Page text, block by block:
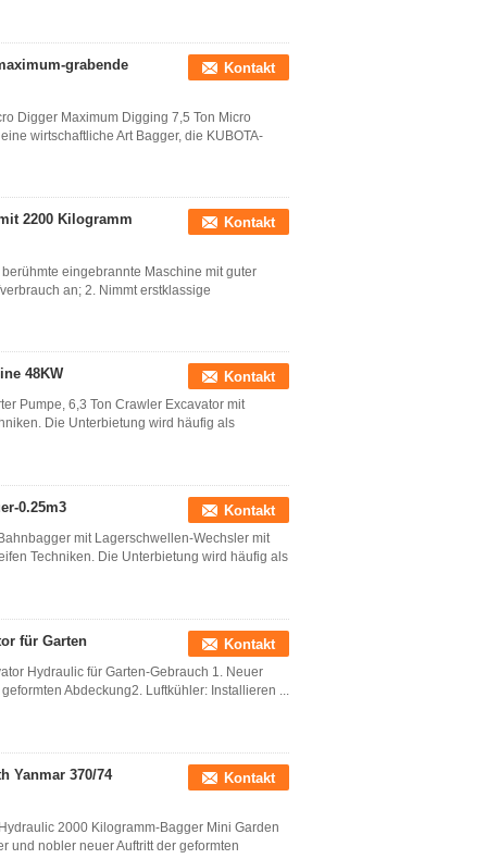
grabende
Kontakt
Digger Maximum Digging 7,5 Ton Micro
wirtschaftliche Art Bagger, die KUBOTA-
2200 Kilogramm
Kontakt
eingebrannte Maschine mit guter
an; 2. Nimmt erstklassige
48KW Kontakt
Pumpe, 6,3 Ton Crawler Excavator mit
Die Unterbietung wird häufig als
0.25m3 Kontakt
mit Lagerschwellen-Wechsler mit
Techniken. Die Unterbietung wird häufig als
für Garten Kontakt
Hydraulic für Garten-Gebrauch 1. Neuer
Abdeckung2. Luftkühler: Installieren ...
Yanmar 370/74
Kontakt
2000 Kilogramm-Bagger Mini Garden
und nobler neuer Auftritt der geformten